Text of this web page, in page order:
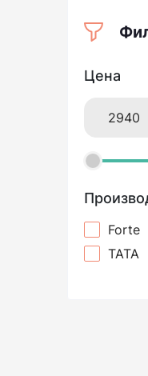
Цена
Forte
TATA